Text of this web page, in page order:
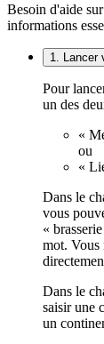
Besoin d'aide
informations
1. Lancer
Pour
un des
«
ou
«
Dans le
vous
«
mot. Vous
Dans le
saisir une
un